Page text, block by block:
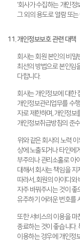
'회사가 수집하는 개인정
그 외의 용도로 열람 또
11. 개인정보보호 관련 대책
회사는 회원 본인의 비밀
최선의 방법으로 본인임
다합니다.
회사는 개인정보에 대한
개인정보관리업무를 수
자로 제한하며, 개인정보
개인정보취급방침의 준
위와 같은 회사의 노력
상에 노출되거나 타인에
부주의나 관리소홀로 아
대해서 회사는 책임을 지
따라서, 회원의 아이디와
자주 바꿔주시는 것이 좋
유추하기 어려운 번호를
또한 서비스의 이용을 마
종료하는 것이 좋습니다.
이용하는 경우에 개인정